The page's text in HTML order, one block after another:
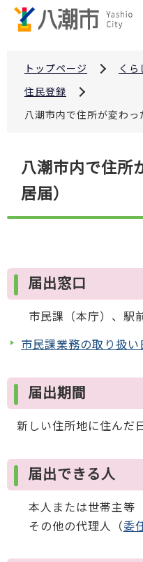
トップページ く
住民登録
八潮市内で住所が変わっ
八潮市内で住所
居届）
届出窓口
市民課（本庁）、駅
市民課業務の取り扱い
届出期間
新しい住所地に住んだ
届出できる人
本人または世帯主等
その他の代理人（委